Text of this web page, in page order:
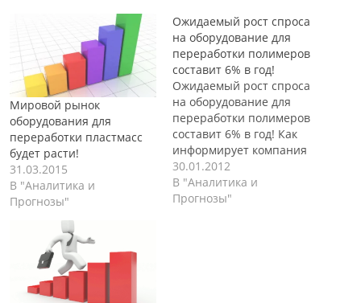
Мировой рынок
оборудования для
переработки пластмасс
будет расти!
31.03.2015
В "Аналитика и
Прогнозы"
Ожидаемый рост спроса
на оборудование для
переработки полимеров
составит 6% в год!
Ожидаемый рост спроса
на оборудование для
переработки полимеров
составит 6% в год! Как
информирует компания
Freedonia Group Inc., в
аналитическом обзоре
"Оборудование для
30.01.2012
В "Аналитика и
Прогнозы"